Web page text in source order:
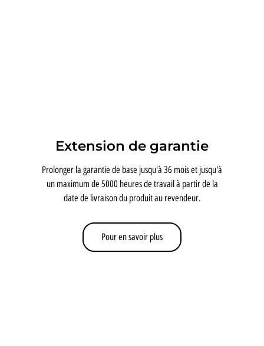
Extension de garantie
Prolonger la garantie de base jusqu'à 36 mois et jusqu'à
un maximum de 5000 heures de travail à partir de la
date de livraison du produit au revendeur.
Pour en savoir plus